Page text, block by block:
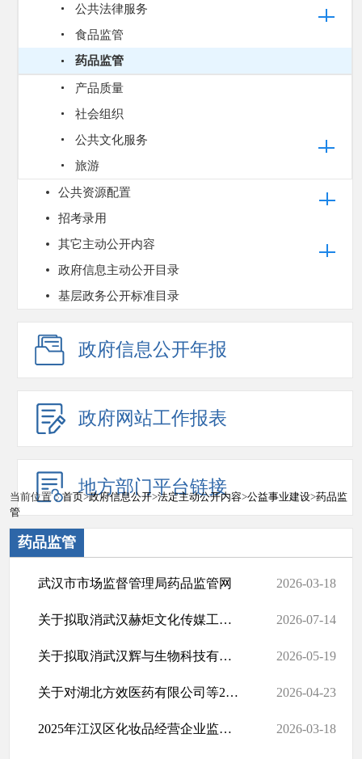
公共法律服务
食品监管
药品监管
产品质量
社会组织
公共文化服务
旅游
公共资源配置
招考录用
其它主动公开内容
政府信息主动公开目录
基层政务公开标准目录
政府信息公开年报
政府网站工作报表
地方部门平台链接
当前位置：首页>政府信息公开>法定主动公开内容>公益事业建设>药品监
管
药品监管
​武汉市市场监督管理局药品监管网 2026-03-18
关于拟取消武汉赫炬文化传媒工作室（个人独资）等151家医疗器械经营... 2026-07-14
关于拟取消武汉辉与生物科技有限公司等42家医疗器械经营企业第二类... 2026-05-19
关于对湖北方效医药有限公司等27家医疗器械经营企业拟取消第二类医... 2026-04-23
2025年江汉区化妆品经营企业监督检查结果公示 2026-03-18